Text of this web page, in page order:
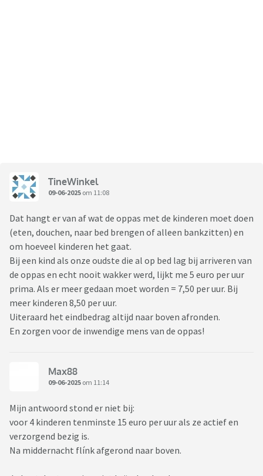
TineWinkel
09-06-2025 om 11:08
Dat hangt er van af wat de oppas met de kinderen moet doen
(eten, douchen, naar bed brengen of alleen bankzitten) en
om hoeveel kinderen het gaat.
Bij een kind als onze oudste die al op bed lag bij arriveren van
de oppas en echt nooit wakker werd, lijkt me 5 euro per uur
prima. Als er meer gedaan moet worden = 7,50 per uur. Bij
meer kinderen 8,50 per uur.
Uiteraard het eindbedrag altijd naar boven afronden.
En zorgen voor de inwendige mens van de oppas!
Max88
09-06-2025 om 11:14
Mijn antwoord stond er niet bij:
voor 4 kinderen tenminste 15 euro per uur als ze actief en
verzorgend bezig is.
Na middernacht flínk afgerond naar boven.